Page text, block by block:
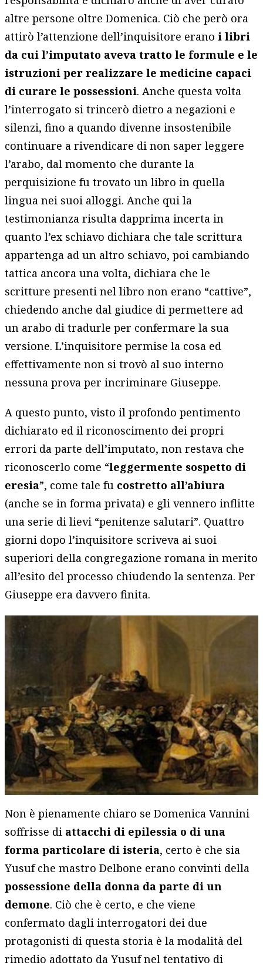
altre persone oltre Domenica. Ciò che però ora
attirò l’attenzione dell’inquisitore eranoi libri
da cui l’imputato aveva tratto le formule e le
istruzioni per realizzare le medicine capaci
di curare le possessioni. Anche questa volta
l’interrogato si trincerò dietro a negazioni e
silenzi, fino a quando divenne insostenibile
continuare a rivendicare di non saper leggere
l’arabo, dal momento che durante la
perquisizione fu trovato un libro in quella
lingua nei suoi alloggi. Anche qui la
testimonianza risulta dapprima incerta in
quanto l’ex schiavo dichiara che tale scrittura
appartenga ad un altro schiavo, poi cambiando
tattica ancora una volta, dichiara che le
scritture presenti nel libro non erano “cattive”,
chiedendo anche dal giudice di permettere ad
un arabo di tradurle per confermare la sua
versione. L’inquisitore permise la cosa ed
effettivamente non si trovò al suo interno
nessuna prova per incriminare Giuseppe.
A questo punto, visto il profondo pentimento
dichiarato ed il riconoscimento dei propri
errori da parte dell’imputato, non restava che
riconoscerlo come “leggermente sospetto di
eresia”, come tale fu costretto all’abiura
(anche se in forma privata) e gli vennero inflitte
una serie di lievi “penitenze salutari”. Quattro
giorni dopo l’inquisitore scriveva ai suoi
superiori della congregazione romana in merito
all’esito del processo chiudendo la sentenza. Per
Giuseppe era davvero finita.
Non è pienamente chiaro se Domenica Vannini
soffrisse di attacchi di epilessia o di una
forma particolare di isteria, certo è che sia
Yusuf che mastro Delbone erano convinti della
possessione della donna da parte di un
demone. Ciò che è certo, e che viene
confermato dagli interrogatori dei due
protagonisti di questa storia è la modalità del
rimedio adottato da Yusuf nel tentativo di